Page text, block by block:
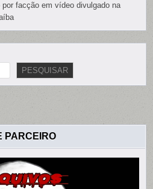
facção em vídeo divulgado na
PESQUISAR
PARCEIRO